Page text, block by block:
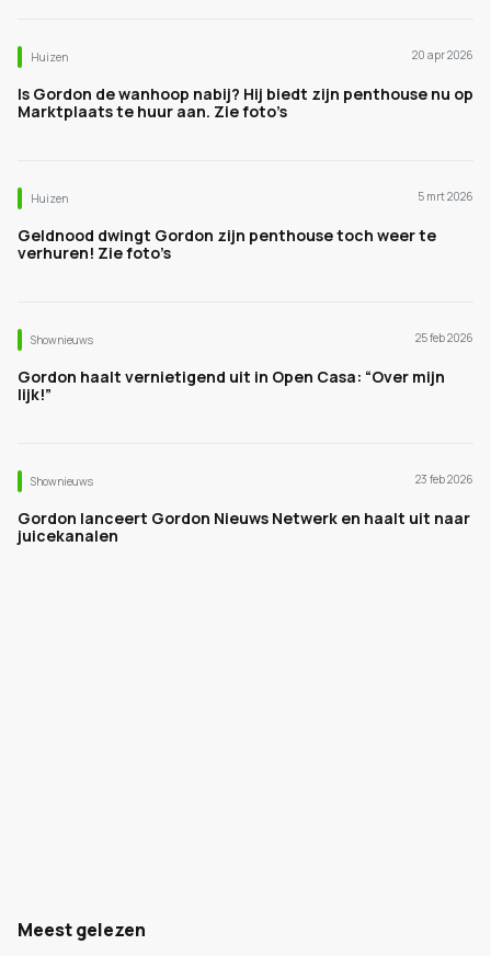
Huizen 20 apr 2026
Is Gordon de wanhoop nabij? Hij biedt zijn penthouse nu op
Marktplaats te huur aan. Zie foto’s
Huizen 5 mrt 2026
Geldnood dwingt Gordon zijn penthouse toch weer te
verhuren! Zie foto’s
Shownieuws 25 feb 2026
Gordon haalt vernietigend uit in Open Casa: “Over mijn
lijk!”
Shownieuws 23 feb 2026
Gordon lanceert Gordon Nieuws Netwerk en haalt uit naar
juicekanalen
Meest gelezen